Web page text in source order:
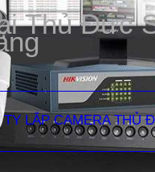
Thủ Đức
TY LẮP CAMERA THỦ